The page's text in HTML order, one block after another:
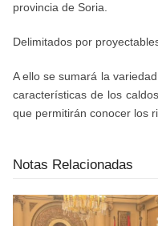
provincia de Soria.
Delimitados por
A ello se sumará la
características de los
que permitirán conocer los
Notas Relacionadas